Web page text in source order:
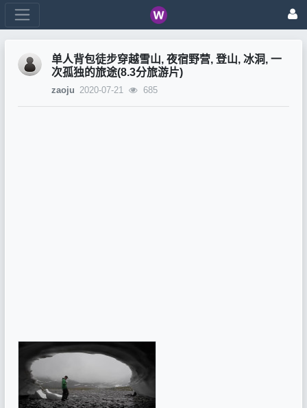
单人背包徒步穿越雪山, 夜宿野营, 登山, 冰洞, 一
次孤独的旅途(8.3分旅游片)
zaoju 2020-07-21 685